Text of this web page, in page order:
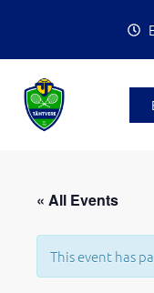
content
« All Events
This event has